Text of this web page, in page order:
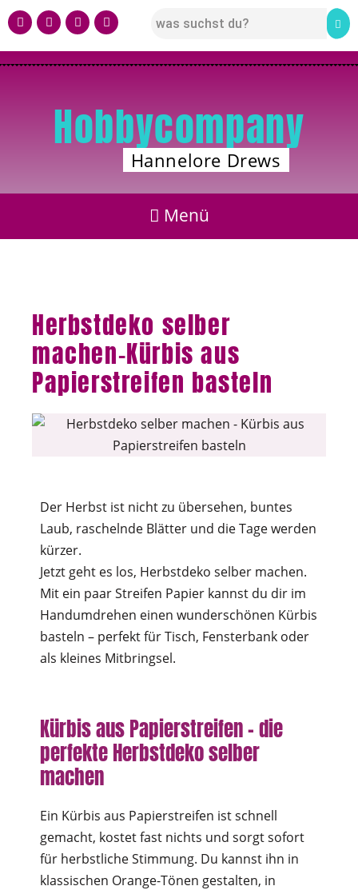
Hobbycompany
Hannelore Drews
Herbstdeko selber
machen-Kürbis aus
Papierstreifen basteln
Der Herbst ist nicht zu übersehen, buntes
Laub, raschelnde Blätter und die Tage werden
kürzer.
Jetzt geht es los, Herbstdeko selber machen.
Mit ein paar Streifen Papier kannst du dir im
Handumdrehen einen wunderschönen Kürbis
basteln – perfekt für Tisch, Fensterbank oder
als kleines Mitbringsel.
Kürbis aus Papierstreifen – die
perfekte Herbstdeko selber
machen
Ein Kürbis aus Papierstreifen ist schnell
gemacht, kostet fast nichts und sorgt sofort
für herbstliche Stimmung. Du kannst ihn in
klassischen Orange-Tönen gestalten, in